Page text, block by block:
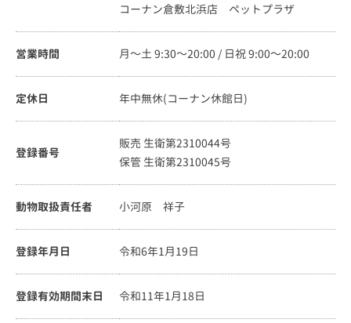
コーナン倉敷北浜店 ペットプラザ
営業時間 月～土 9:30～20:00 / 日祝 9:00～20:00
定休日 年中無休(コーナン休館日)
登録番号
販売 生衛第2310044号
保管 生衛第2310045号
動物取扱責任者 小河原 祥子
登録年月日 令和6年1月19日
登録有効期間末日 令和11年1月18日